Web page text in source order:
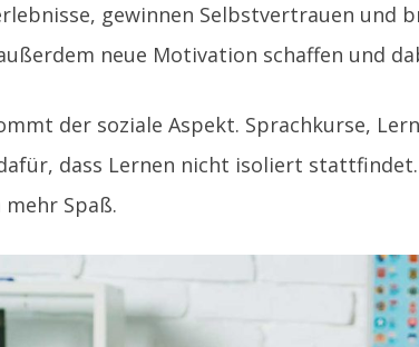
gewinnen Selbstvertrauen und
neue Motivation schaffen und
der soziale Aspekt. Sprachkurse,
dass Lernen nicht isoliert
Spaß.